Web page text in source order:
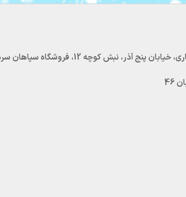
آذر، نبش کوچه 12، فروشگاه سپاهان سرما
46